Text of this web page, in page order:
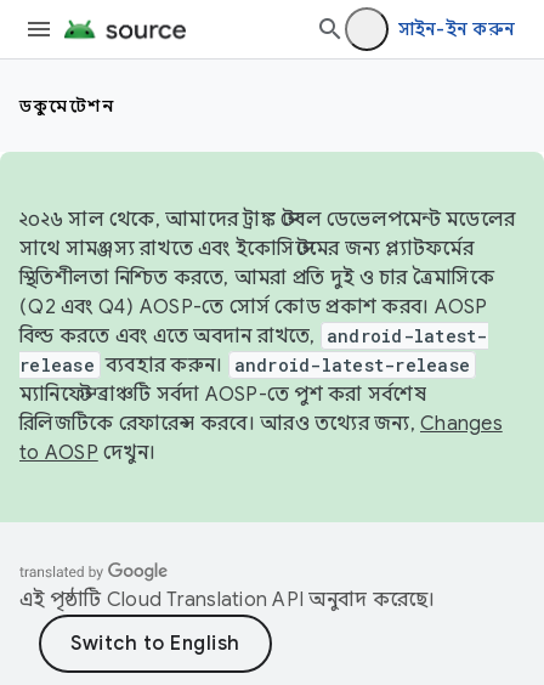
সাইন-ইন করুন
ডকুমেন্টেশন
২০২৬ সাল থেকে, আমাদের ট্রাঙ্ক স্টেবল ডেভেলপমেন্ট মডেলের
সাথে সামঞ্জস্য রাখতে এবং ইকোসিস্টেমের জন্য প্ল্যাটফর্মের
স্থিতিশীলতা নিশ্চিত করতে, আমরা প্রতি দুই ও চার ত্রৈমাসিকে
(Q2 এবং Q4) AOSP-তে সোর্স কোড প্রকাশ করব। AOSP
বিল্ড করতে এবং এতে অবদান রাখতে,
android-latest-
release ব্যবহার করুন। android-latest-release
ম্যানিফেস্ট ব্রাঞ্চটি সর্বদা AOSP-তে পুশ করা সর্বশেষ
রিলিজটিকে রেফারেন্স করবে। আরও তথ্যের জন্য, Changes
to AOSP দেখুন।
এই পৃষ্ঠাটি Cloud Translation API অনুবাদ করেছে।